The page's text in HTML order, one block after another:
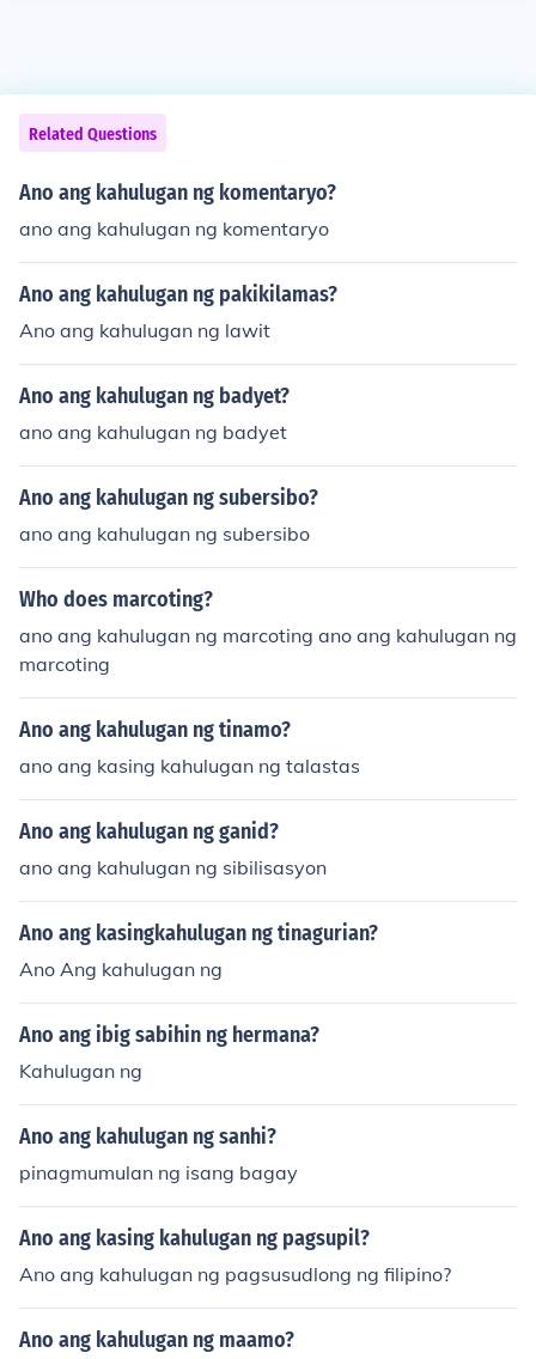
Related Questions
Ano ang kahulugan ng komentaryo?
ano ang kahulugan ng komentaryo
Ano ang kahulugan ng pakikilamas?
Ano ang kahulugan ng lawit
Ano ang kahulugan ng badyet?
ano ang kahulugan ng badyet
Ano ang kahulugan ng subersibo?
ano ang kahulugan ng subersibo
Who does marcoting?
ano ang kahulugan ng marcoting ano ang kahulugan ng
marcoting
Ano ang kahulugan ng tinamo?
ano ang kasing kahulugan ng talastas
Ano ang kahulugan ng ganid?
ano ang kahulugan ng sibilisasyon
Ano ang kasingkahulugan ng tinagurian?
Ano Ang kahulugan ng
Ano ang ibig sabihin ng hermana?
Kahulugan ng
Ano ang kahulugan ng sanhi?
pinagmumulan ng isang bagay
Ano ang kasing kahulugan ng pagsupil?
Ano ang kahulugan ng pagsusudlong ng filipino?
Ano ang kahulugan ng maamo?